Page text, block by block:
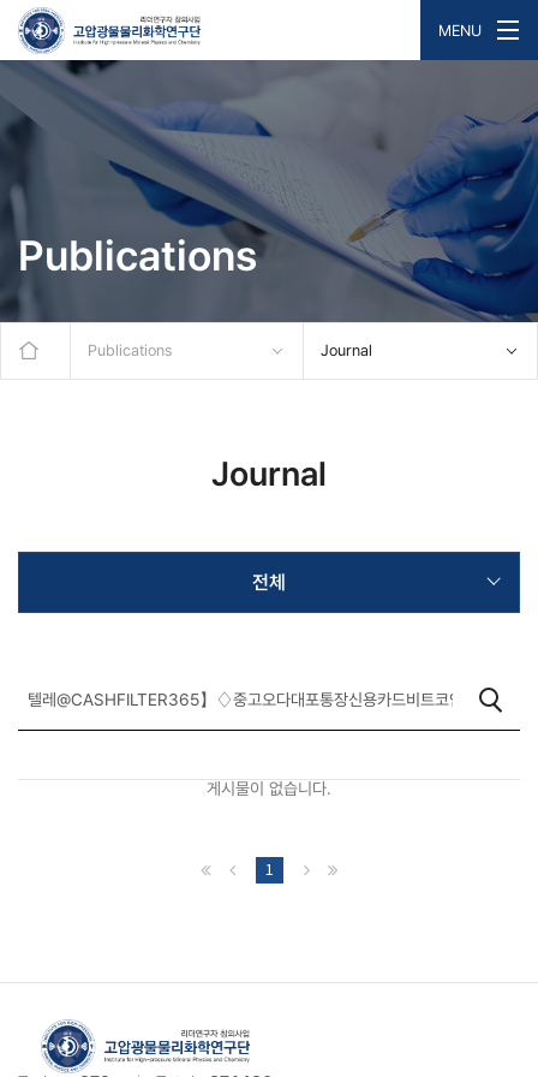
MENU
Publications
Publications Journal
Journal
전체
게시물이 없습니다.
1